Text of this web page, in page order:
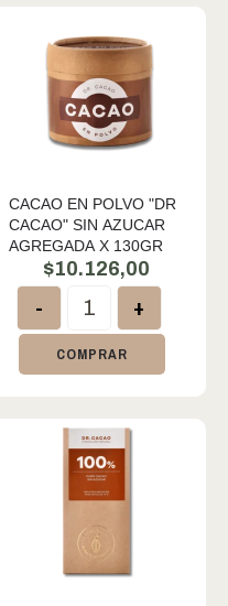
CACAO EN POLVO "DR
CACAO" SIN AZUCAR
AGREGADA X 130GR
$10.126,00
- +
COMPRAR